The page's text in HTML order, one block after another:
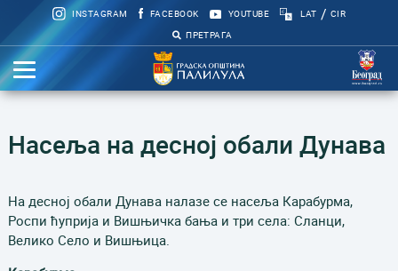
INSTAGRAM FACEBOOK YOUTUBE LAT / CIR
ПРЕТРАГА
Насеља на десној обали Дунава
На десној обали Дунава налазе се насеља Карабурма,
Роспи ћуприја и Вишњичка бања и три села: Сланци,
Велико Село и Вишњица.